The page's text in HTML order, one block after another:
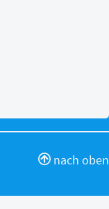
nach oben